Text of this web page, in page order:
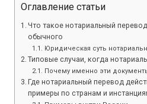
Оглавление статьи
Что такое нотариальный
обычного
Юридическая суть
Типовые случаи, когда
Почему именно эти
Где нотариальный перевод
примеры по странам и